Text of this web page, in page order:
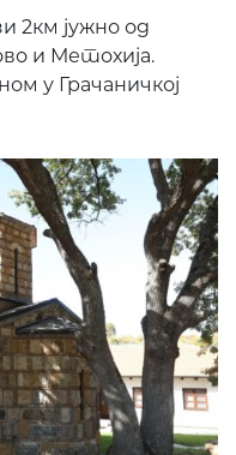
2км јужно од
и Метохија.
у Грачаничкој